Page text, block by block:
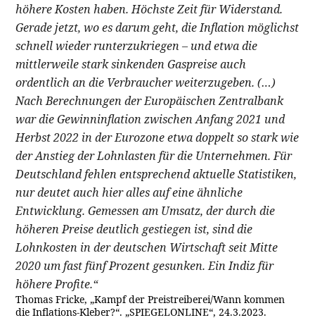
höhere Kosten haben. Höchste Zeit für Widerstand.
Gerade jetzt, wo es darum geht, die Inflation möglichst
schnell wieder runterzukriegen – und etwa die
mittlerweile stark sinkenden Gaspreise auch
ordentlich an die Verbraucher weiterzugeben. (…)
Nach Berechnungen der Europäischen Zentralbank
war die Gewinninflation zwischen Anfang 2021 und
Herbst 2022 in der Eurozone etwa doppelt so stark wie
der Anstieg der Lohnlasten für die Unternehmen. Für
Deutschland fehlen entsprechend aktuelle Statistiken,
nur deutet auch hier alles auf eine ähnliche
Entwicklung. Gemessen am Umsatz, der durch die
höheren Preise deutlich gestiegen ist, sind die
Lohnkosten in der deutschen Wirtschaft seit Mitte
2020 um fast fünf Prozent gesunken. Ein Indiz für
höhere Profite.“
Thomas Fricke, „Kampf der Preistreiberei/Wann kommen
die Inflations-Kleber?“. „SPIEGELONLINE“, 24.3.2023.